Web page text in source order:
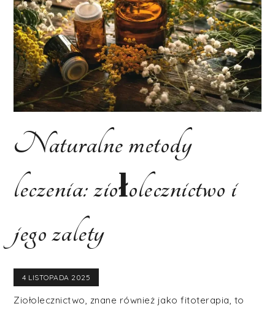
Naturalne metody
leczenia: ziołolecznictwo i
jego zalety
4 LISTOPADA 2025
Ziołolecznictwo, znane również jako fitoterapia, to